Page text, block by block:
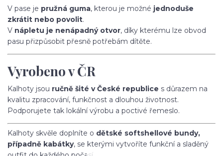
V pase je pružná guma, kterou je možné jednoduše
zkrátit nebo povolit.
V nápletu je nenápadný otvor, díky kterému lze obvod
pasu přizpůsobit přesně potřebám dítěte.
Vyrobeno v ČR
Kalhoty jsou ručně šité v České republice s důrazem na
kvalitu zpracování, funkčnost a dlouhou životnost.
Podporujete tak lokální výrobu a poctivé řemeslo.
Kalhoty skvěle doplníte o dětské softshellové bundy,
případně kabátky, se kterými vytvoříte funkční a sladěný